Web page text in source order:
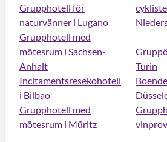
Grupphotell för
naturvänner i Lugano
Grupphotell med
mötesrum i Sachsen-
Anhalt
Turin
Incitamentsresekohotell
i Bilbao
Grupphotell med
mötesrum i Müritz